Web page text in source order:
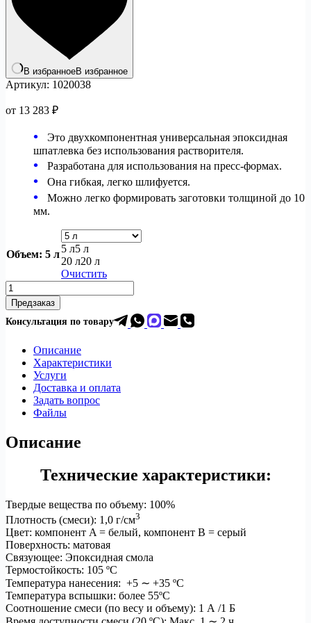
В избранноеВ избранное
Артикул: 1020038
от 13 283 ₽
Это двухкомпонентная универсальная эпоксидная
шпатлевка без использования растворителя.
Разработана для использования на пресс-формах.
Она гибкая, легко шлифуется.
Можно легко формировать заготовки толщиной до 10
мм.
Объем: 5 л5 л5 л
20 л20 л
Очистить
Количество
товара
Teknofiller
Muster
универсальная
эпоксидная
шпатлевка
Предзаказ
Консультация по товару
Описание
Характеристики
Услуги
Доставка и оплата
Задать вопрос
Файлы
Описание
Технические характеристики:
Твердые вещества по объему: 100%
Плотность (смеси): 1,0 г/см3
Цвет: компонент A = белый, компонент B = серый
Поверхность: матовая
Связующее: Эпоксидная смола
Термостойкость: 105 ºC
Температура нанесения: +5 ∼ +35 ºC
Температура вспышки: более 55ºC
Соотношение смеси (по весу и объему): 1 А /1 Б